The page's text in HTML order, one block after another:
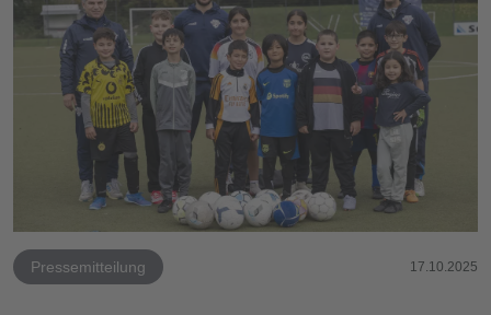
Pressemitteilung 17.10.2025